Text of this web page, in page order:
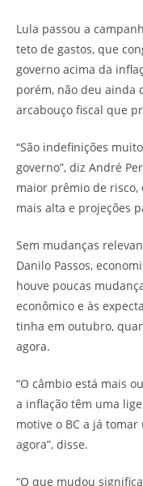
Lula passou a
teto de gastos, que
governo acima da
porém, não deu ainda
arcabouço fiscal que
“São indefinições
governo”, diz André
maior prêmio de
mais alta e projeções
Sem mudanças
Danilo Passos,
houve poucas
econômico e às
tinha em outubro,
agora.
“O câmbio está mais
a inflação têm uma
motive o BC a já
agora”, disse.
“O que mudou